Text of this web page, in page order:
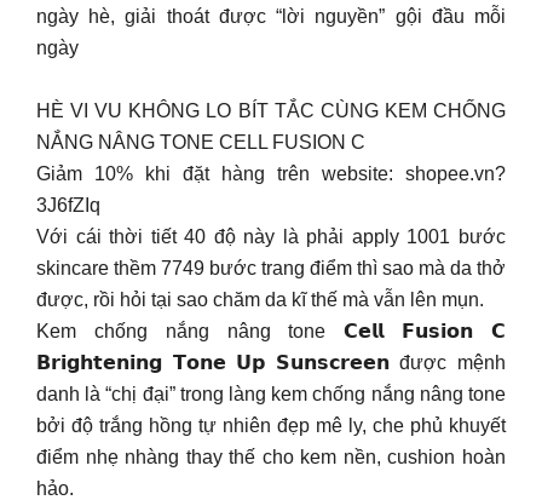
ngày hè, giải thoát được “lời nguyền” gội đầu mỗi
ngày
HÈ VI VU KHÔNG LO BÍT TẮC CÙNG KEM CHỐNG
NẮNG NÂNG TONE CELL FUSION C
Giảm 10% khi đặt hàng trên website: shopee.vn?
3J6fZIq
Với cái thời tiết 40 độ này là phải apply 1001 bước
skincare thềm 7749 bước trang điểm thì sao mà da thở
được, rồi hỏi tại sao chăm da kĩ thế mà vẫn lên mụn.
Kem chống nắng nâng tone 𝗖𝗲𝗹𝗹 𝗙𝘂𝘀𝗶𝗼𝗻 𝗖
𝗕𝗿𝗶𝗴𝗵𝘁𝗲𝗻𝗶𝗻𝗴 𝗧𝗼𝗻𝗲 𝗨𝗽 𝗦𝘂𝗻𝘀𝗰𝗿𝗲𝗲𝗻 được mệnh
danh là “chị đại” trong làng kem chống nắng nâng tone
bởi độ trắng hồng tự nhiên đẹp mê ly, che phủ khuyết
điểm nhẹ nhàng thay thế cho kem nền, cushion hoàn
hảo.